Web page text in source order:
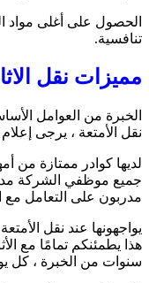
الحصول على أغلى مواد
تنافسية.
مميزات نقل
الخبرة من العوامل
نقل الأمتعة ، يرجى
لديها كوادر ممتازة من
جميع موظفي الشركة
مدربون على التعامل مع
يواجهونها عند نقل
هذا يطمئنكم تمامًا مع
سنوات من الخبرة ، كل